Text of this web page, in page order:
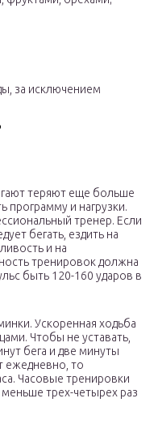
за исключением
теряют еще больше
программу и нагрузки.
тренер. Если
бегать, ездить на
и на
тренировок должна
быть 120-160 ударов в
Ускоренная ходьба
Чтобы не уставать,
бега и две минуты
ежедневно, то
Часовые тренировки
меньше трех-четырех раз